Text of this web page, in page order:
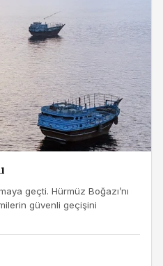
geçti. Hürmüz Boğazı’nı
güvenli geçişini